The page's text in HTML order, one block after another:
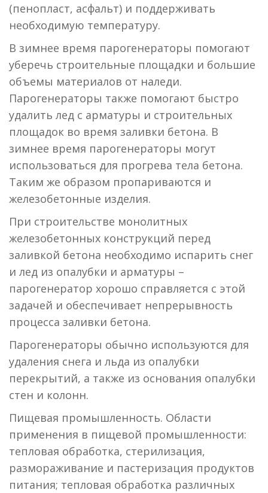
(пенопласт, асфальт) и поддерживать
необходимую температуру.
В зимнее время парогенераторы помогают
уберечь строительные площадки и большие
объемы материалов от наледи.
Парогенераторы также помогают быстро
удалить лед с арматуры и строительных
площадок во время заливки бетона. В
зимнее время парогенераторы могут
использоваться для прогрева тела бетона.
Таким же образом пропариваются и
железобетонные изделия.
При строительстве монолитных
железобетонных конструкций перед
заливкой бетона необходимо испарить снег
и лед из опалубки и арматуры –
парогенератор хорошо справляется с этой
задачей и обеспечивает непрерывность
процесса заливки бетона.
Парогенераторы обычно используются для
удаления снега и льда из опалубки
перекрытий, а также из основания опалубки
стен и колонн.
Пищевая промышленность. Области
применения в пищевой промышленности:
тепловая обработка, стерилизация,
размораживание и пастеризация продуктов
питания; тепловая обработка различных